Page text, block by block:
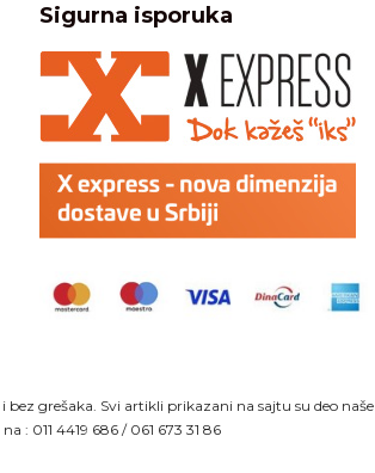
Sigurna isporuka
grešaka. Svi artikli prikazani na sajtu su deo naše
: 011 4419 686 / 061 673 31 86